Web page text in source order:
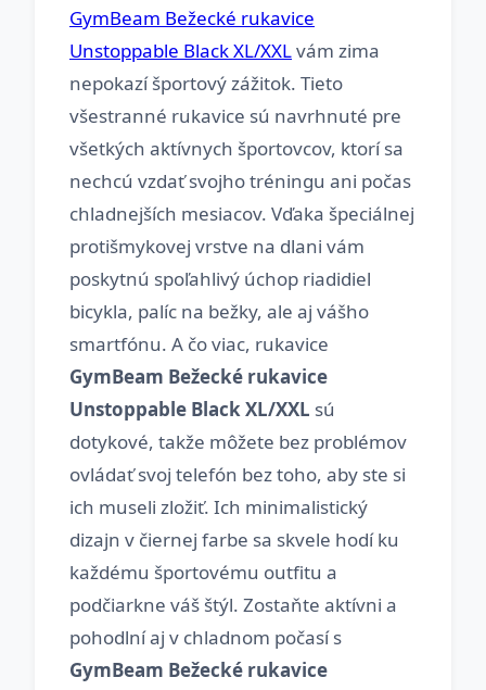
GymBeam Bežecké rukavice
Unstoppable Black XL/XXLvám zima
nepokazí športový zážitok. Tieto
všestranné rukavice sú navrhnuté pre
všetkých aktívnych športovcov, ktorí sa
nechcú vzdať svojho tréningu ani počas
chladnejších mesiacov. Vďaka špeciálnej
protišmykovej vrstve na dlani vám
poskytnú spoľahlivý úchop riadidiel
bicykla, palíc na bežky, ale aj vášho
smartfónu. A čo viac, rukavice
GymBeam Bežecké rukavice
Unstoppable Black XL/XXL sú
dotykové, takže môžete bez problémov
ovládať svoj telefón bez toho, aby ste si
ich museli zložiť. Ich minimalistický
dizajn v čiernej farbe sa skvele hodí ku
každému športovému outfitu a
podčiarkne váš štýl. Zostaňte aktívni a
pohodlní aj v chladnom počasí s
GymBeam Bežecké rukavice